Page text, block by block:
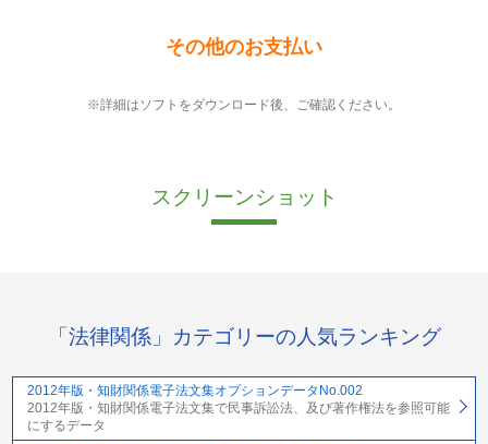
その他のお支払い
※詳細はソフトをダウンロード後、ご確認ください。
スクリーンショット
「法律関係」カテゴリーの人気ランキング
2012年版・知財関係電子法文集オプションデータNo.002
2012年版・知財関係電子法文集で民事訴訟法、及び著作権法を参照可能
にするデータ